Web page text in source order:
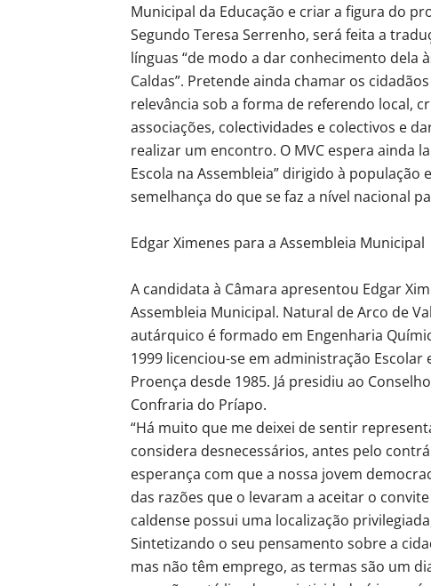
Municipal da Educação e criar a figura do
Segundo Teresa Serrenho, será feita a
línguas “de modo a dar conhecimento dela
Caldas”. Pretende ainda chamar os
relevância sob a forma de referendo local,
associações, colectividades e colectivos e
realizar um encontro. O MVC espera ainda
Escola na Assembleia” dirigido à
semelhança do que se faz a nível nacional
Edgar Ximenes para a Assembleia Municipal
A candidata à Câmara apresentou Edgar
Assembleia Municipal. Natural de Arco de
autárquico é formado em Engenharia
1999 licenciou-se em administração
Proença desde 1985. Já presidiu ao
Confraria do Príapo.
“Há muito que me deixei de sentir
considera desnecessários, antes pelo
esperança com que a nossa jovem
das razões que o levaram a aceitar o
caldense possui uma localização
Sintetizando o seu pensamento sobre a
mas não têm emprego, as termas são um